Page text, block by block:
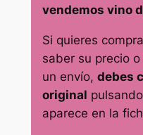
vendemos vino
Si quieres
saber su precio
un envío, debes
original
aparece en la